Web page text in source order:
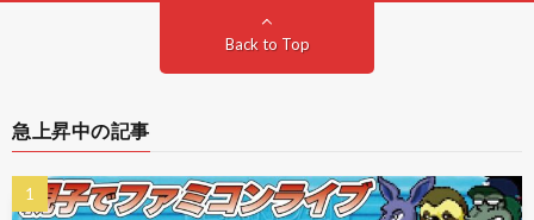
Back to Top
急上昇中の記事